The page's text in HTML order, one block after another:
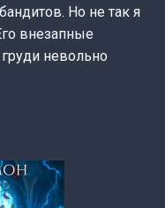
Но не так я
внезапные
невольно